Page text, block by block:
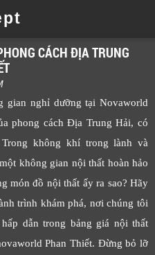
CÁCH ĐỊA TRUNG
gian nghỉ dưỡng tại Novaworld
phong cách Địa Trung Hải, có
không khí trong lành và
không gian nội thất hoàn hảo
món đồ nội thất ấy ra sao? Hãy
trình khám phá, nơi chúng tôi
dẫn trong bảng giá nội thất
Phan Thiết. Đừng bỏ lỡ